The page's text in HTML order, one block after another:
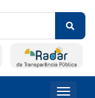
Toggle